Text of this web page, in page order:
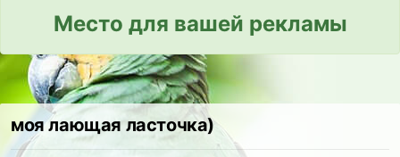
Место для вашей рекламы
моя лающая ласточка)